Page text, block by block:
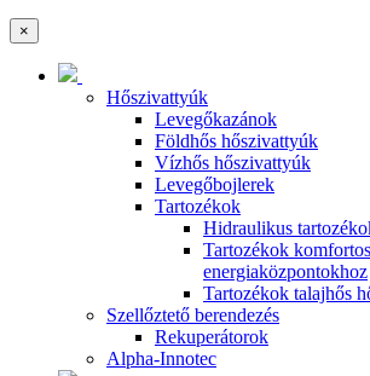
×
Hőszivattyúk
Levegőkazánok
Földhős hőszivattyúk
Vízhős hőszivattyúk
Levegőbojlerek
Tartozékok
Hidraulikus
Tartozékok komfortos
energiaközpontokhoz
Tartozékok talajhős
Szellőztető berendezés
Rekuperátorok
Alpha-Innotec